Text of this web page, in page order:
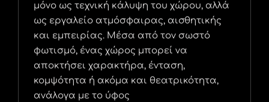
μόνο ως τεχνική κάλυψη του χώρου, αλλά
ως εργαλείο ατμόσφαιρας, αισθητικής
και εμπειρίας. Μέσα από τον σωστό
φωτισμό, ένας χώρος μπορεί να
αποκτήσει χαρακτήρα, ένταση,
κομψότητα ή ακόμα και θεατρικότητα,
ανάλογα με το ύφος